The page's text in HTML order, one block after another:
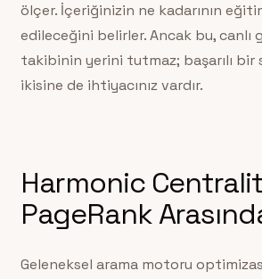
ölçer. İçeriğinizin ne kadarının
edileceğini belirler. Ancak bu, canlı
takibinin yerini tutmaz; başarılı
ikisine de ihtiyacınız vardır.
Harmonic
PageRank
Geleneksel arama motoru